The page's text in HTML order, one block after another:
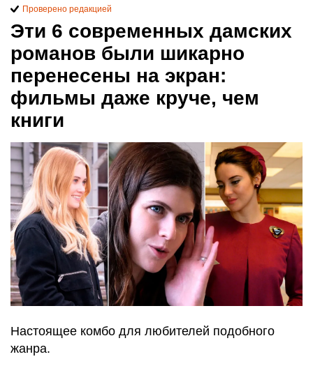
Эти 6 современных дамских
романов были шикарно
перенесены на экран:
фильмы даже круче, чем
книги
Проверено редакцией
Настоящее комбо для любителей подобного
жанра.